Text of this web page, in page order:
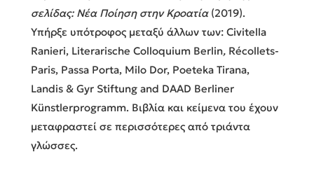
σελίδας: Νέα Ποίηση στην Κροατία (2019).
Υπήρξε υπότροφος μεταξύ άλλων των: Civitella
Ranieri, Literarische Colloquium Berlin, Récollets-
Paris, Passa Porta, Milo Dor, Poeteka Tirana,
Landis & Gyr Stiftung and DAAD Berliner
Künstlerprogramm. Βιβλία και κείμενα του έχουν
μεταφραστεί σε περισσότερες από τριάντα
γλώσσες.